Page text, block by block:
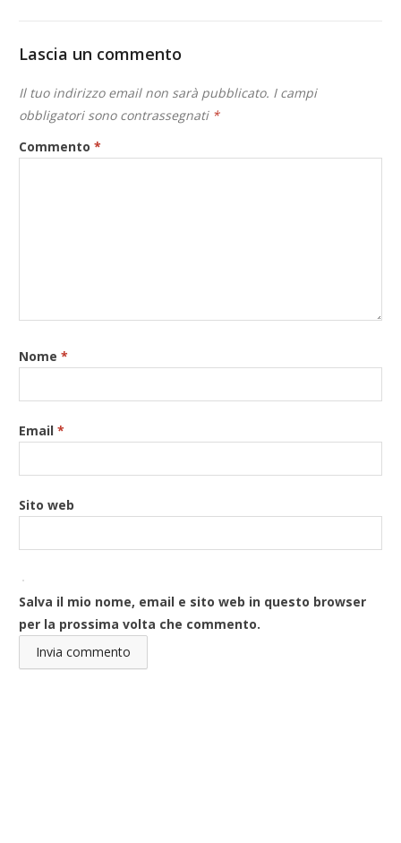
Lascia un commento
Il tuo indirizzo email non sarà pubblicato. I campi
obbligatori sono contrassegnati *
Commento*
Nome*
Email*
Sito web
Salva il mio nome, email e sito web in questo browser
per la prossima volta che commento.